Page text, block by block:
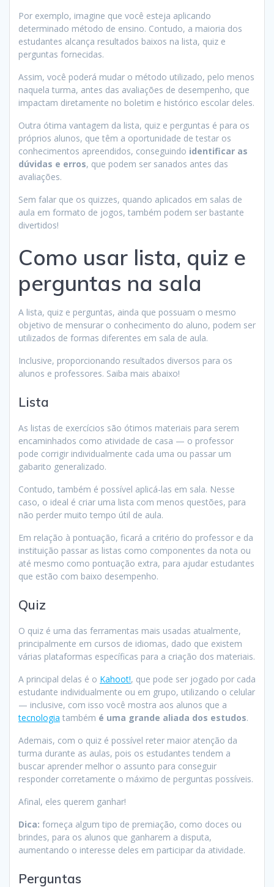
Por exemplo, imagine que você esteja aplicando
determinado método de ensino. Contudo, a maioria dos
estudantes alcança resultados baixos na lista, quiz e
perguntas fornecidas.
Assim, você poderá mudar o método utilizado, pelo menos
naquela turma, antes das avaliações de desempenho, que
impactam diretamente no boletim e histórico escolar deles.
Outra ótima vantagem da lista, quiz e perguntas é para os
próprios alunos, que têm a oportunidade de testar os
conhecimentos apreendidos, conseguindo identificar as
dúvidas e erros, que podem ser sanados antes das
avaliações.
Sem falar que os quizzes, quando aplicados em salas de
aula em formato de jogos, também podem ser bastante
divertidos!
Como usar lista, quiz e
perguntas na sala
A lista, quiz e perguntas, ainda que possuam o mesmo
objetivo de mensurar o conhecimento do aluno, podem ser
utilizados de formas diferentes em sala de aula.
Inclusive, proporcionando resultados diversos para os
alunos e professores. Saiba mais abaixo!
Lista
As listas de exercícios são ótimos materiais para serem
encaminhados como atividade de casa — o professor
pode corrigir individualmente cada uma ou passar um
gabarito generalizado.
Contudo, também é possível aplicá-las em sala. Nesse
caso, o ideal é criar uma lista com menos questões, para
não perder muito tempo útil de aula.
Em relação à pontuação, ficará a critério do professor e da
instituição passar as listas como componentes da nota ou
até mesmo como pontuação extra, para ajudar estudantes
que estão com baixo desempenho.
Quiz
O quiz é uma das ferramentas mais usadas atualmente,
principalmente em cursos de idiomas, dado que existem
várias plataformas específicas para a criação dos materiais.
A principal delas é o Kahoot!, que pode ser jogado por cada
estudante individualmente ou em grupo, utilizando o celular
— inclusive, com isso você mostra aos alunos que a
tecnologia também é uma grande aliada dos estudos.
Ademais, com o quiz é possível reter maior atenção da
turma durante as aulas, pois os estudantes tendem a
buscar aprender melhor o assunto para conseguir
responder corretamente o máximo de perguntas possíveis.
Afinal, eles querem ganhar!
Dica: forneça algum tipo de premiação, como doces ou
brindes, para os alunos que ganharem a disputa,
aumentando o interesse deles em participar da atividade.
Perguntas